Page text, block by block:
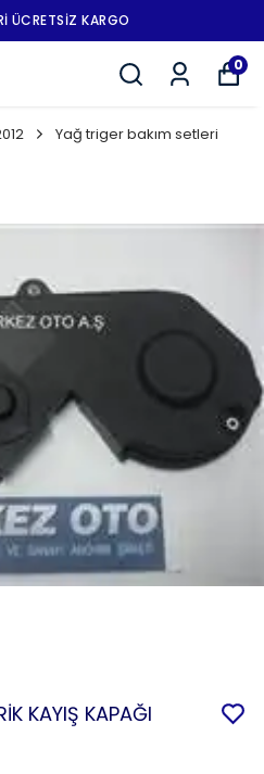
ÜCRETSIZ KARGO
0
Yağ triger bakım setleri
KAYIŞ KAPAĞI